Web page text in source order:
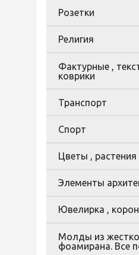
Розетки
Религия
Фактурные ,
коврики
Транспорт
Спорт
Цветы , растения
Элементы
Ювелирка ,
Молды из
фоамирана. Все